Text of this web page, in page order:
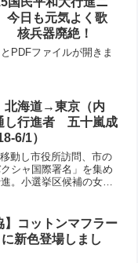
器の使用に...
日も元気よく歌
核兵器廃絶！
PDFファイルが開きま
北海道→東京（内
し行進者 五十嵐成
6/1）
動し市役所訪問、市の
シャ国際署名」を集め
。小選挙区候補の女鹿
別市は2015年に「平和都
】コットンマフラー
に新色登場しまし